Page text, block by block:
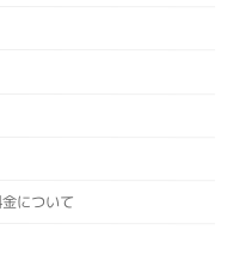
について